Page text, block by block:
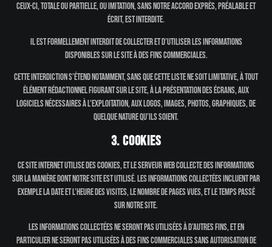
ceux-ci, totale ou partielle, ou imitation, sans notre accord exprès, préalable et
écrit, est interdite.
Il est formellement interdit de collecter et d’utiliser les informations
disponibles sur le site à des fins commerciales.
Cette interdiction s’étend notamment, sans que cette liste ne soit limitative, à tout
élément rédactionnel figurant sur le site, à la présentation des écrans, aux
logiciels nécessaires à l’exploitation, aux logos, images, photos, graphiques, de
quelque nature qu’ils soient.
3. Cookies
Ce site internet utilise des cookies, et le serveur web collecte des informations
sur la manière dont notre site est utilisé. Les informations collectées incluent par
exemple la date et l’heure des visites, le nombre de pages vues, et le temps passé
sur notre site.
Les informations collectées ne seront pas utilisées à d’autres fins, et en
particulier ne seront pas utilisées à des fins commerciales sans autorisation de